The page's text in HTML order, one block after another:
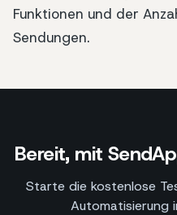
Funktionen und der
Sendungen.
Bereit, mit
Starte die kostenlose
Automatisierung